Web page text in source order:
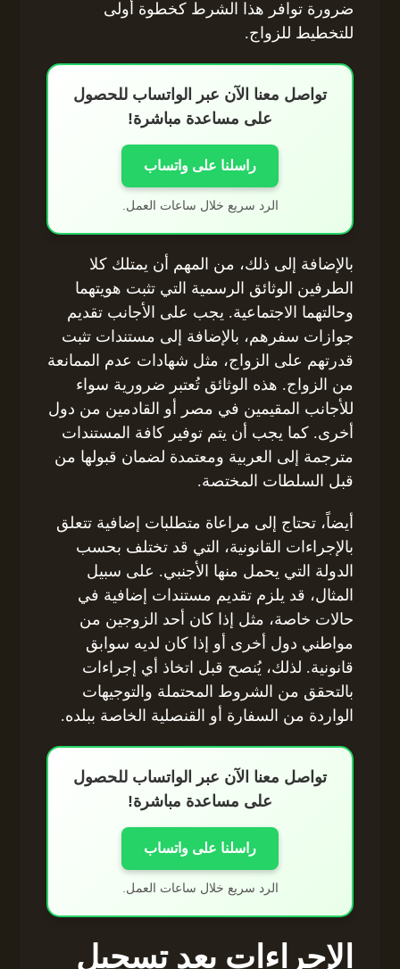
ضرورة توافر هذا الشرط كخطوة أولى
للتخطيط للزواج.
تواصل معنا الآن عبر الواتساب للحصول
على مساعدة مباشرة!
راسلنا على واتساب
الرد سريع خلال ساعات العمل.
بالإضافة إلى ذلك، من المهم أن يمتلك كلا
الطرفين الوثائق الرسمية التي تثبت هويتهما
وحالتهما الاجتماعية. يجب على الأجانب تقديم
جوازات سفرهم، بالإضافة إلى مستندات تثبت
قدرتهم على الزواج، مثل شهادات عدم الممانعة
من الزواج. هذه الوثائق تُعتبر ضرورية سواء
للأجانب المقيمين في مصر أو القادمين من دول
أخرى. كما يجب أن يتم توفير كافة المستندات
مترجمة إلى العربية ومعتمدة لضمان قبولها من
قبل السلطات المختصة.
أيضاً، تحتاج إلى مراعاة متطلبات إضافية تتعلق
بالإجراءات القانونية، التي قد تختلف بحسب
الدولة التي يحمل منها الأجنبي. على سبيل
المثال، قد يلزم تقديم مستندات إضافية في
حالات خاصة، مثل إذا كان أحد الزوجين من
مواطني دول أخرى أو إذا كان لديه سوابق
قانونية. لذلك، يُنصح قبل اتخاذ أي إجراءات
بالتحقق من الشروط المحتملة والتوجيهات
الواردة من السفارة أو القنصلية الخاصة ببلده.
تواصل معنا الآن عبر الواتساب للحصول
على مساعدة مباشرة!
راسلنا على واتساب
الرد سريع خلال ساعات العمل.
الإجراءات بعد تسجيل